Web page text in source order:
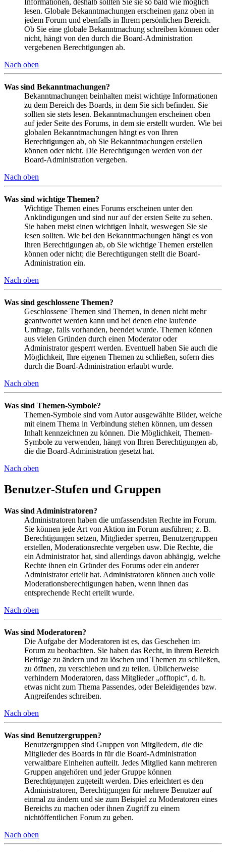
lesen. Globale Bekanntmachungen erscheinen ganz oben in
jedem Forum und ebenfalls in Ihrem persönlichen Bereich.
Ob Sie eine globale Bekanntmachung schreiben können oder
nicht, hängt von den durch die Board-Administration
vergebenen Berechtigungen ab.
Nach oben
Was sind Bekanntmachungen?
Bekanntmachungen beinhalten meist wichtige Informationen
zu dem Bereich des Boards, in dem Sie sich befinden. Sie
sollten sie stets lesen. Bekanntmachungen erscheinen oben
auf jeder Seite des Forums, in dem sie erstellt wurden. Wie bei
globalen Bekanntmachungen hängt es von Ihren
Berechtigungen ab, ob Sie Bekanntmachungen erstellen
können oder nicht. Die Berechtigungen werden von der
Board-Administration vergeben.
Nach oben
Was sind wichtige Themen?
Wichtige Themen eines Forums erscheinen unter den
Ankündigungen und sind nur auf der ersten Seite zu sehen.
Sie haben meist einen wichtigen Inhalt, weswegen Sie sie
lesen sollten. Wie bei den Bekanntmachungen hängt es von
Ihren Berechtigungen ab, ob Sie wichtige Themen erstellen
können oder nicht; die Berechtigungen stellt die Board-
Administration ein.
Nach oben
Was sind geschlossene Themen?
Geschlossene Themen sind Themen, in denen nicht mehr
geantwortet werden kann und bei denen eine laufende
Umfrage, falls vorhanden, beendet wurde. Themen können
aus vielen Gründen durch einen Moderator oder
Administrator gesperrt werden. Eventuell haben Sie auch die
Möglichkeit, Ihre eigenen Themen zu schließen, sofern dies
durch die Board-Administration erlaubt wurde.
Nach oben
Was sind Themen-Symbole?
Themen-Symbole sind vom Autor ausgewählte Bilder, welche
mit einem Thema in Verbindung stehen können, um dessen
Inhalt kennzeichnen zu können. Die Möglichkeit, Themen-
Symbole zu verwenden, hängt von Ihren Berechtigungen ab,
die die Board-Administration gesetzt hat.
Nach oben
Benutzer-Stufen und Gruppen
Was sind Administratoren?
Administratoren haben die umfassendsten Rechte im Forum.
Sie können jede Art von Aktion im Forum ausführen; z. B.
Berechtigungen setzen, Mitglieder sperren, Benutzergruppen
erstellen, Moderationsrechte vergeben usw. Die Rechte, die
ein Administrator hat, sind allerdings davon abhängig, welche
Rechte ihnen ein Gründer des Forums oder ein anderer
Administrator erteilt hat. Administratoren können auch volle
Moderationsberechtigungen haben, wenn ihnen das
entsprechende Recht erteilt wurde.
Nach oben
Was sind Moderatoren?
Die Aufgabe der Moderatoren ist es, das Geschehen im
Forum zu beobachten. Sie haben das Recht, in ihrem Bereich
Beiträge zu ändern und zu löschen und Themen zu schließen,
zu öffnen, zu verschieben und zu teilen. Üblicherweise
verhindern Moderatoren, dass Mitglieder „offtopic“, d. h.
etwas nicht zum Thema Passendes, oder Beleidigendes bzw.
Angreifendes schreiben.
Nach oben
Was sind Benutzergruppen?
Benutzergruppen sind Gruppen von Mitgliedern, die die
Mitglieder des Boards in für die Board-Administration
verwaltbare Einheiten aufteilt. Jedes Mitglied kann mehreren
Gruppen angehören und jeder Gruppe können
Berechtigungen zugeteilt werden. Dies erleichtert es den
Administratoren, Berechtigungen für mehrere Benutzer auf
einmal zu ändern und sie zum Beispiel zu Moderatoren eines
Bereichs zu machen oder ihnen Zugriff zu einem
nichtöffentlichen Forum zu geben.
Nach oben